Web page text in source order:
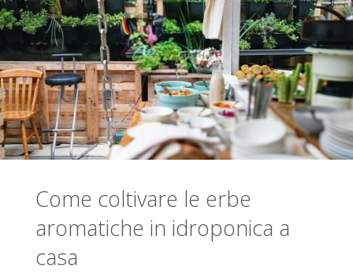
ecco
quali
sono
le
più
adatte"
Come coltivare le erbe
aromatiche in idroponica a
casa